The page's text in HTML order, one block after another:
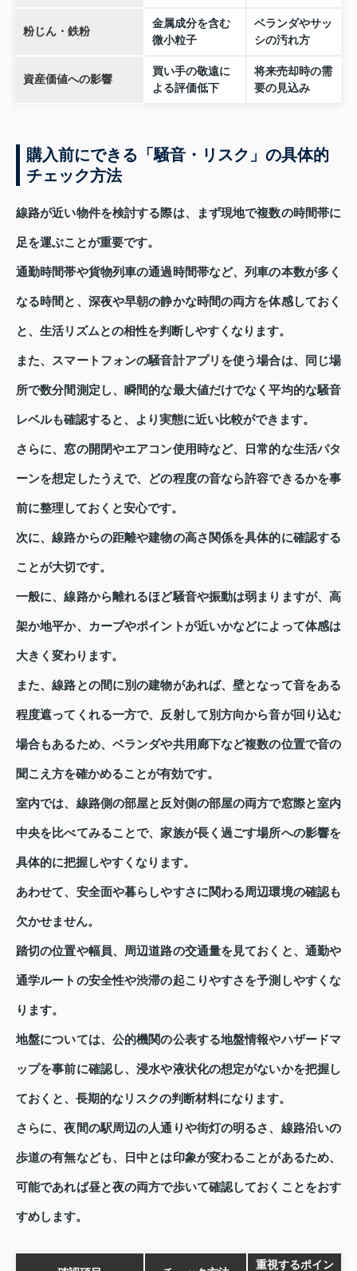
粉じん・鉄粉
金属成分を含む
微小粒子
ベランダやサッ
シの汚れ方
資産価値への影響
買い手の敬遠に
よる評価低下
将来売却時の需
要の見込み
購入前にできる「騒音・リスク」の具体的
チェック方法
線路が近い物件を検討する際は、まず現地で複数の時間帯に
足を運ぶことが重要です。
通勤時間帯や貨物列車の通過時間帯など、列車の本数が多く
なる時間と、深夜や早朝の静かな時間の両方を体感しておく
と、生活リズムとの相性を判断しやすくなります。
また、スマートフォンの騒音計アプリを使う場合は、同じ場
所で数分間測定し、瞬間的な最大値だけでなく平均的な騒音
レベルも確認すると、より実態に近い比較ができます。
さらに、窓の開閉やエアコン使用時など、日常的な生活パタ
ーンを想定したうえで、どの程度の音なら許容できるかを事
前に整理しておくと安心です。
次に、線路からの距離や建物の高さ関係を具体的に確認する
ことが大切です。
一般に、線路から離れるほど騒音や振動は弱まりますが、高
架か地平か、カーブやポイントが近いかなどによって体感は
大きく変わります。
また、線路との間に別の建物があれば、壁となって音をある
程度遮ってくれる一方で、反射して別方向から音が回り込む
場合もあるため、ベランダや共用廊下など複数の位置で音の
聞こえ方を確かめることが有効です。
室内では、線路側の部屋と反対側の部屋の両方で窓際と室内
中央を比べてみることで、家族が長く過ごす場所への影響を
具体的に把握しやすくなります。
あわせて、安全面や暮らしやすさに関わる周辺環境の確認も
欠かせません。
踏切の位置や幅員、周辺道路の交通量を見ておくと、通勤や
通学ルートの安全性や渋滞の起こりやすさを予測しやすくな
ります。
地盤については、公的機関の公表する地盤情報やハザードマ
ップを事前に確認し、浸水や液状化の想定がないかを把握し
ておくと、長期的なリスクの判断材料になります。
さらに、夜間の駅周辺の人通りや街灯の明るさ、線路沿いの
歩道の有無なども、日中とは印象が変わることがあるため、
可能であれば昼と夜の両方で歩いて確認しておくことをおす
すめします。
重視するポイン